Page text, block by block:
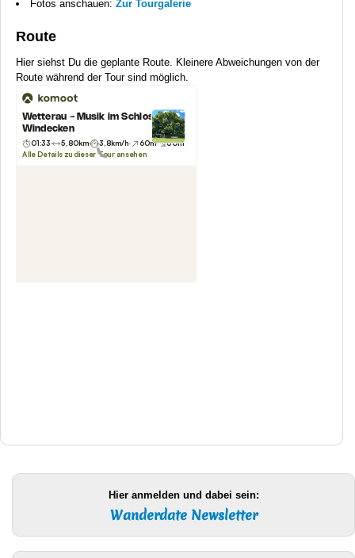
Fotos anschauen: Zur Tourgalerie
Route
Hier siehst Du die geplante Route. Kleinere Abweichungen von der
Route während der Tour sind möglich.
Hier anmelden und dabei sein:
Wanderdate Newsletter